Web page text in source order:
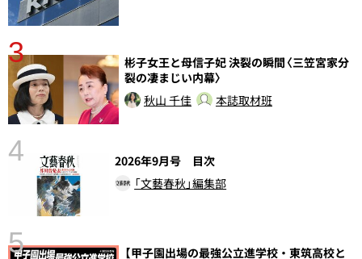
3
彬子女王と母信子妃 決裂の瞬間〈三笠宮家分
裂の凄まじい内幕〉
秋山 千佳
本誌取材班
4
2026年9月号 目次
「文藝春秋」編集部
5
【甲子園出場の最強公立進学校・東筑高校と